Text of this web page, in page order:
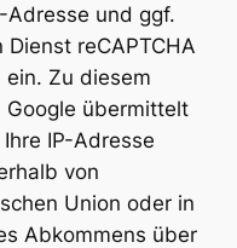
Adresse und ggf.
reCAPTCHA
Zu diesem
Google übermittelt
IP-Adresse
von
Union oder in
Abkommens über